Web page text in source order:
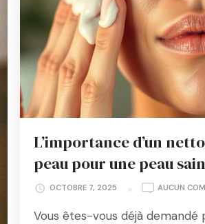
L’importance d’un
peau pour une peau
OCTOBRE 7, 2025 AUCUN
Vous êtes-vous déjà demandé